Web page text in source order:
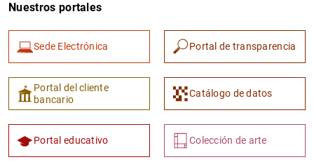
Nuestros portales
Sede Electrónica Portal de transparencia
Portal del cliente
bancario
Catálogo de datos
Portal educativo Colección de arte